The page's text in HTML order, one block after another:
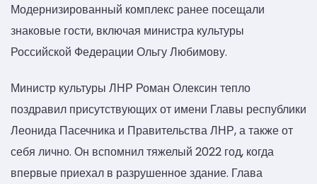
Модернизированный комплекс ранее посещали
знаковые гости, включая министра культуры
Российской Федерации Ольгу Любимову.
Министр культуры ЛНР Роман Олексин тепло
поздравил присутствующих от имени Главы республики
Леонида Пасечника и Правительства ЛНР, а также от
себя лично. Он вспомнил тяжелый 2022 год, когда
впервые приехал в разрушенное здание. Глава